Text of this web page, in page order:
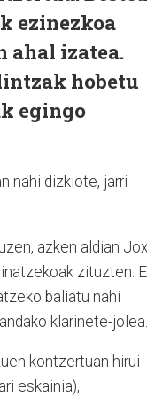
ezinezkoa
ahal izatea.
hobetu
egingo
nahi dizkiote, jarri
azken aldian
zituzten.
baliatu nahi
klarinete-jolea.
kontzertuan hirui
eskainia),